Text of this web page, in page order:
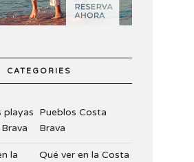
CATEGORIES
playas Pueblos Costa
Brava
la
Qué ver en la Costa